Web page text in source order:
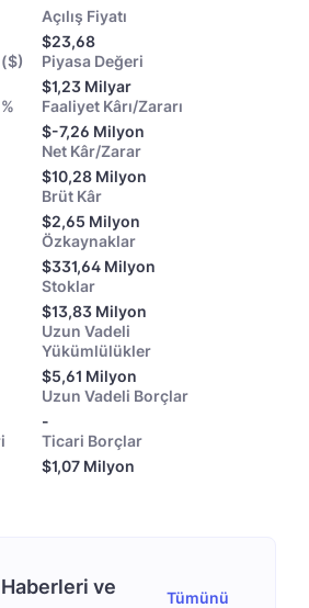
Açılış Fiyatı
$23,68
Piyasa Değeri
$1,23 Milyar
Faaliyet Kârı/Zararı
$-7,26 Milyon
Net Kâr/Zarar
$10,28 Milyon
Brüt Kâr
$2,65 Milyon
Özkaynaklar
$331,64 Milyon
Stoklar
$13,83 Milyon
Uzun Vadeli
Yükümlülükler
$5,61 Milyon
Uzun Vadeli Borçlar
-
Ticari Borçlar
$1,07 Milyon
ve
Tümünü